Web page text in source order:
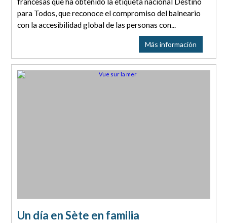
para Todos, que reconoce el compromiso del balneario
con la accesibilidad global de las personas con...
Más información
Un día en Sète en familia